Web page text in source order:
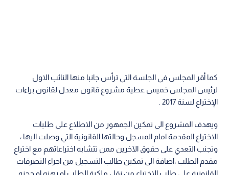
كما أقر المجلس في الجلسة التي ترأس جانبا منها النائب الاول
لرئيس المجلس خميس عطية مشروع قانون معدل لقانون براءات
الإختراع لسنة 2017 .
ويهدف المشروع الى تمكين الجمهور من الاطلاع على طلبات
الاختراع المقدمة امام المسجل وحالتها القانونية التي وصلت اليها ،
وتجنب التعدي على حقوق الآخرين ممن تتشابه اختراعاتهم مع اختراع
مقدم الطلب ،اضافة الى تمكين طالب التسجيل من اجراء التصرفات
القانونية على طلب الاختراع من نقل ملكية الطلب او رهنه او حجزه